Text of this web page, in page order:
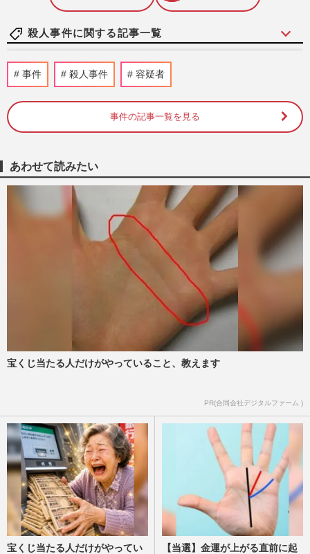
殺人事件に関する記事一覧
《千葉県柏市の大便点滴殺人》「便注入、
死ぬか」検索で逮捕の看護師・古川美由紀
週刊女性PRIME 2026/7/28
休職中に抱え込んだ「健康と将来」への悲
観…幼い2人を手にかけた…
週刊女性2026年7月28日・8月4日号
《江別市・集団暴行死》川村葉音被告“懲
役30年”の判決に「甘すぎる」「遺族が報
われない」疑問噴出、惨す…
週刊女性PRIME
【北海道旭川・女子高生殺害事件】内田梨
瑚被告に懲役27年判決を下した女性裁判長
に「星一つ」矛先を向ける…
週刊女性PRIME
《茨城県水戸市》88歳の父を殺害した54歳
から水を汲む」住民が目撃…
週刊女性2026年7月7日・14日号 2026/6/24
事件 殺人事件 容疑者
事件の記事一覧を見る
あわせて読みたい
宝くじ当たる人だけがやっていること、教えます
PR(合同会社デジタルファーム )
宝くじ当たる人だけがやってい
【当選】金運が上がる直前に起